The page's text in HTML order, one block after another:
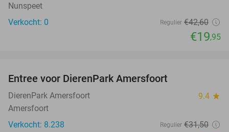
Nunspeet
Verkocht: 0
Regulier €42,60
€19,95
Entree voor DierenPark Amersfoort
DierenPark Amersfoort 9.4 star
Amersfoort
Verkocht: 8.238
Regulier €31,50